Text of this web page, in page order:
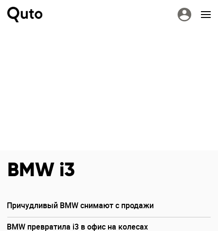
BMW i3
Причудливый BMW снимают с продажи
BMW превратила i3 в офис на колесах